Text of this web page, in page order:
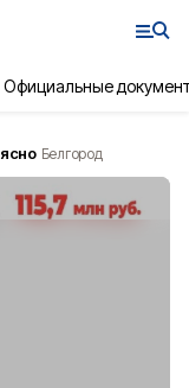
Официальные
ясно Белгород